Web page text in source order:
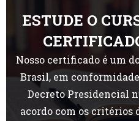
ESTUDE O
Nosso certificado é um
Brasil, em
Decreto Presidencial
acordo com os